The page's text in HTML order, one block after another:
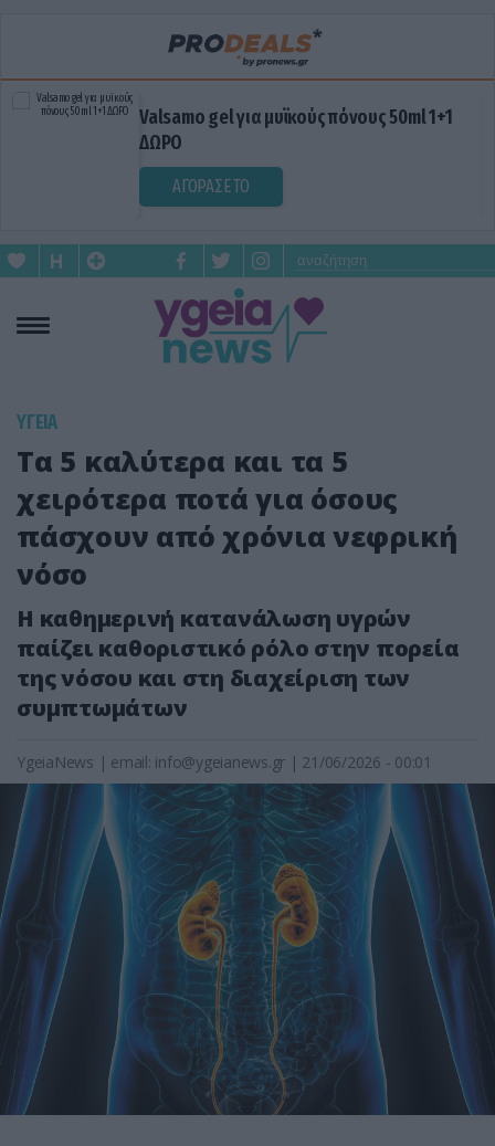
Valsamo gel για μυϊκούς πόνους 50ml 1+1
ΔΩΡΟ
ΑΓΟΡΑΣΕ ΤΟ
ΥΓΕΙΑ
Τα 5 καλύτερα και τα 5
χειρότερα ποτά για όσους
πάσχουν από χρόνια νεφρική
νόσο
Η καθημερινή κατανάλωση υγρών
παίζει καθοριστικό ρόλο στην πορεία
της νόσου και στη διαχείριση των
συμπτωμάτων
YgeiaNews | email: info@ygeianews.gr | 21/06/2026 - 00:01